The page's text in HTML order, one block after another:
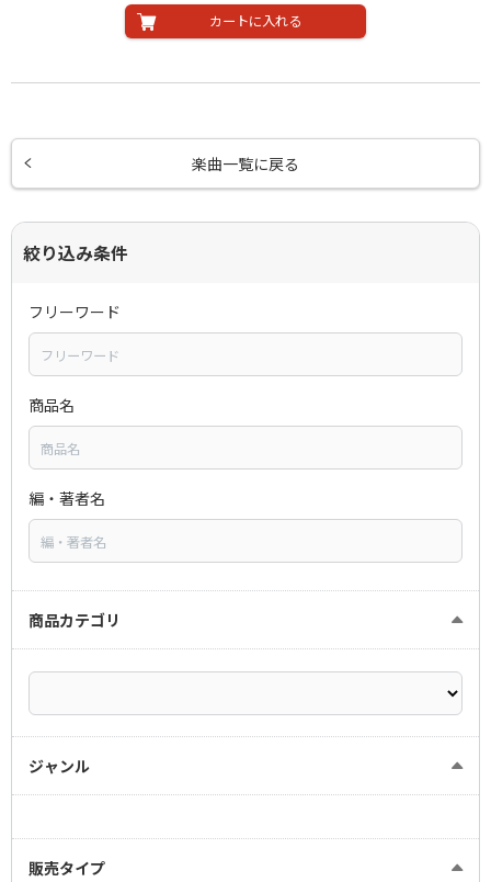
カートに入れる
楽曲一覧に戻る
絞り込み条件
フリーワード
商品名
編・著者名
商品カテゴリ
ジャンル
販売タイプ